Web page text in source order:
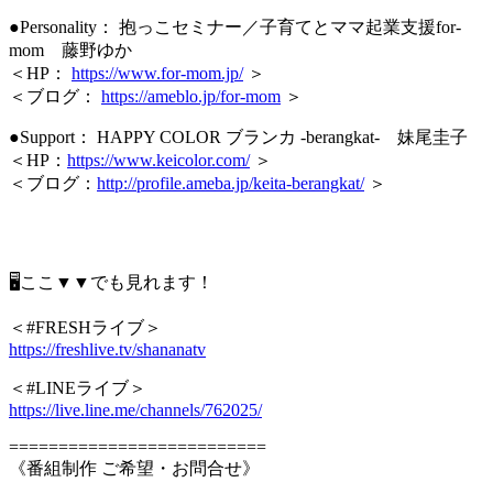
●Personality： 抱っこセミナー／子育てとママ起業支援for-
mom 藤野ゆか
＜HP： https://www.for-mom.jp/＞
＜ブログ： https://ameblo.jp/for-mom ＞
●Support： HAPPY COLOR ブランカ -berangkat- 妹尾圭子
＜HP： https://www.keicolor.com/＞
＜ブログ： http://profile.ameba.jp/keita-berangkat/＞
🖥ここ▼▼でも見れます！
＜#FRESHライブ＞
https://freshlive.tv/shananatv
＜#LINEライブ＞
https://live.line.me/channels/762025/
==========================
《番組制作 ご希望・お問合せ》